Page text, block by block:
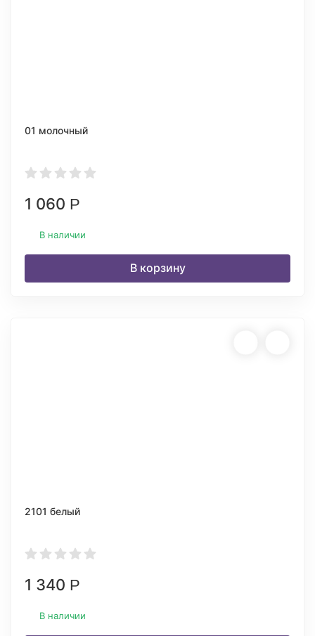
01 молочный
1 060 Р
В наличии
В корзину
2101 белый
1 340 Р
В наличии